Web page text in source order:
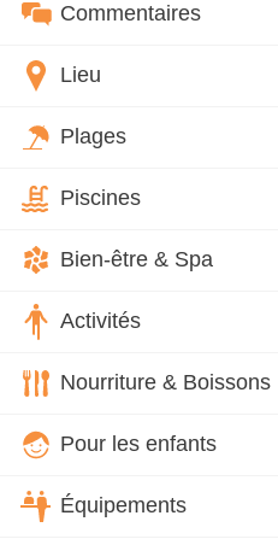
Commentaires
Lieu
Plages
Piscines
Bien-être & Spa
Activités
Nourriture & Boissons
Pour les enfants
Équipements